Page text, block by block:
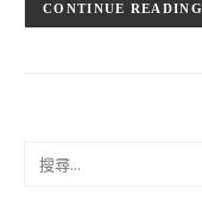
CONTINUE READING